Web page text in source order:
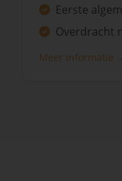
Eerste
Overdracht
Meer informatie